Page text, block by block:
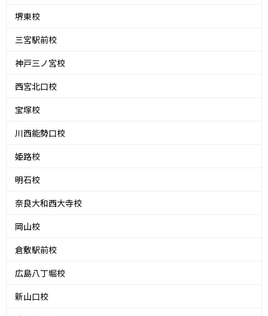
堺東校
三宮駅前校
神戸三ノ宮校
西宮北口校
宝塚校
川西能勢口校
姫路校
明石校
奈良大和西大寺校
岡山校
倉敷駅前校
広島八丁堀校
新山口校